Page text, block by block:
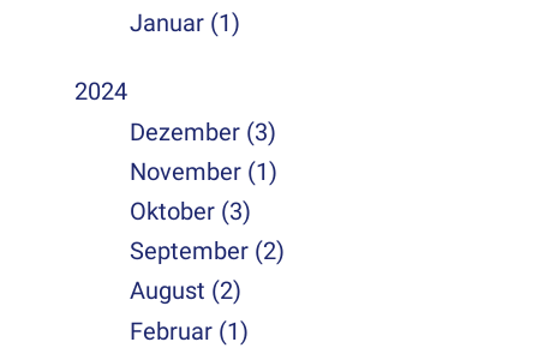
Januar (1)
2024
Dezember (3)
November (1)
Oktober (3)
September (2)
August (2)
Februar (1)